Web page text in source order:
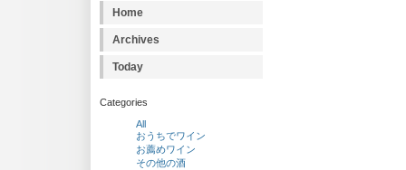
Home
Archives
Today
Categories
All
おうちでワイン
お薦めワイン
その他の酒